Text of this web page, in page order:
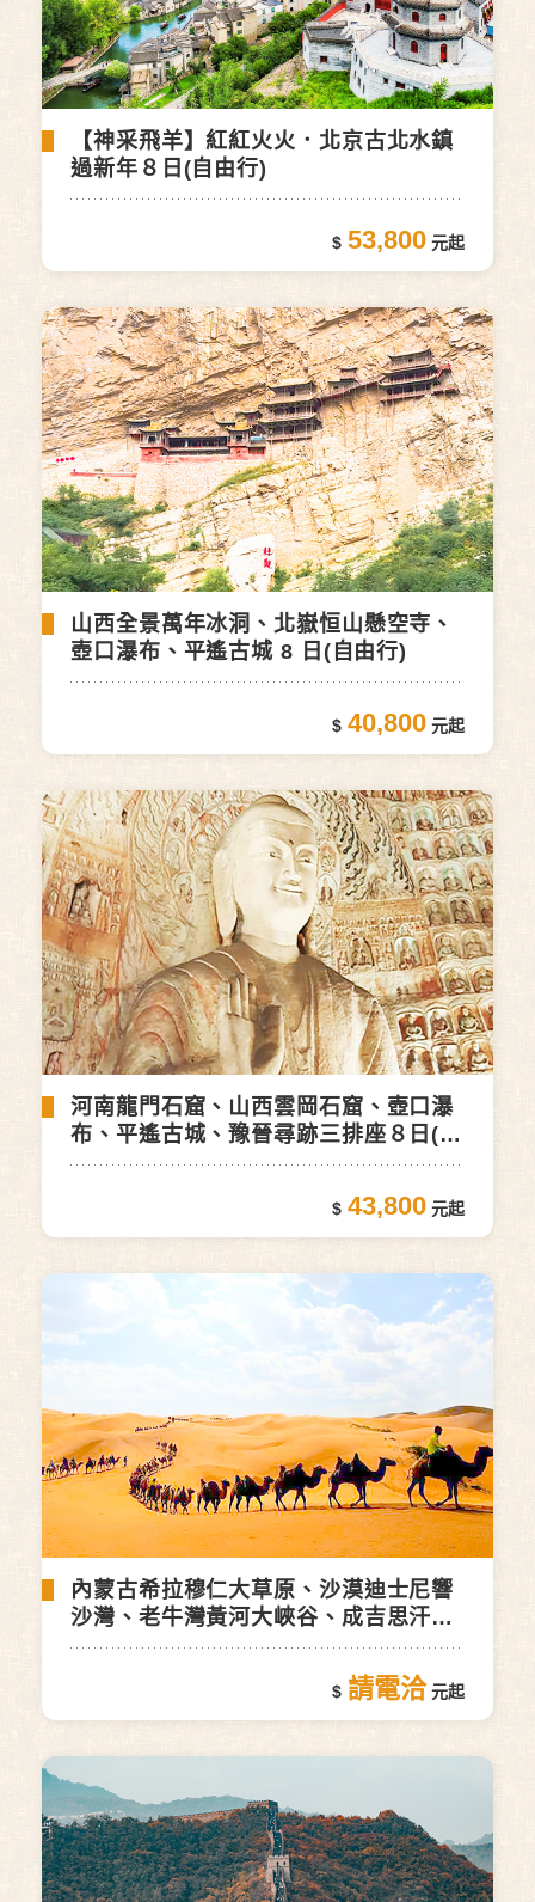
【神采飛羊】紅紅火火．北京古北水鎮
過新年８日(自由行)
53,800
山西全景萬年冰洞、北嶽恒山懸空寺、
壺口瀑布、平遙古城 8 日(自由行)
40,800
河南龍門石窟、山西雲岡石窟、壺口瀑
布、平遙古城、豫晉尋跡三排座８日(自
由行)
43,800
內蒙古希拉穆仁大草原、沙漠迪士尼響
沙灣、老牛灣黃河大峽谷、成吉思汗陵
８日(自由行)
請電洽